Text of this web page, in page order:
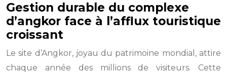
Gestion durable du complexe
d’angkor face à l’afflux touristique
croissant
Le site d’Angkor, joyau du patrimoine mondial, attire
chaque année des millions de visiteurs. Cette